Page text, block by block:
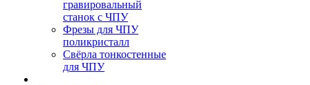
гравировальный
станок с ЧПУ
Фрезы для ЧПУ
поликристалл
Свёрла тонкостенные
для ЧПУ